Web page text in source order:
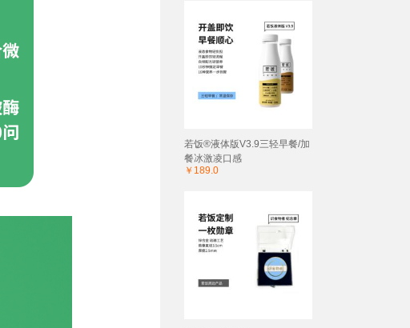
若饭®液体版V3.9三轻早餐/加
餐冰激凌口感
￥189.0